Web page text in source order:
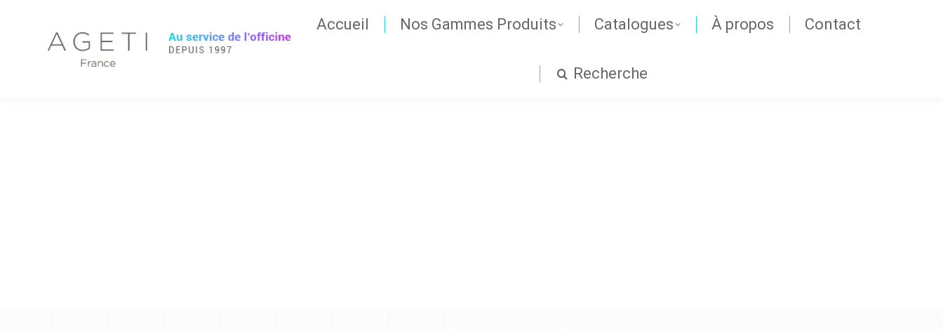
Accueil Nos Gammes Produits Catalogues À propos Contact
Recherche